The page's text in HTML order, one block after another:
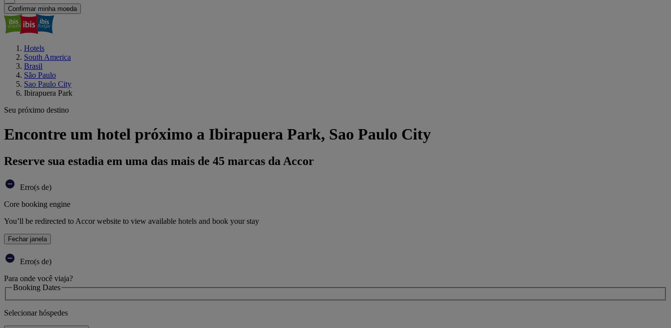
Confirmar minha moeda
Hotels
South America
Brasil
São Paulo
Sao Paulo City
Ibirapuera Park
Seu próximo destino
Encontre um hotel próximo a Ibirapuera Park, Sao Paulo City
Reserve sua estadia em uma das mais de 45 marcas da Accor
Erro(s de)
Core booking engine
You’ll be redirected to Accor website to view available hotels and book your stay
Fechar janela
Erro(s de)
Para onde você viaja?
Booking Dates
Selecionar hóspedes